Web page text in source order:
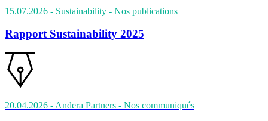
15.07.2026 - Sustainability - Nos publications
Rapport Sustainability 2025
20.04.2026 - Andera Partners - Nos communiqués